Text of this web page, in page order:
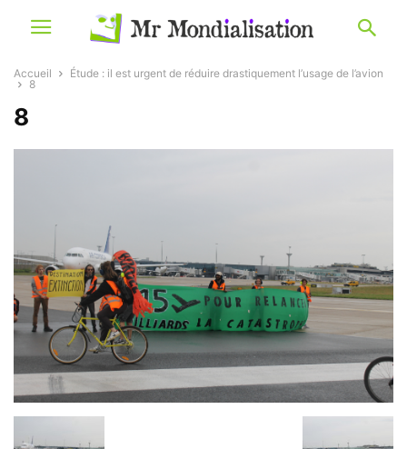
Accueil
Étude : il est urgent de réduire drastiquement l’usage de l’avion
8
8